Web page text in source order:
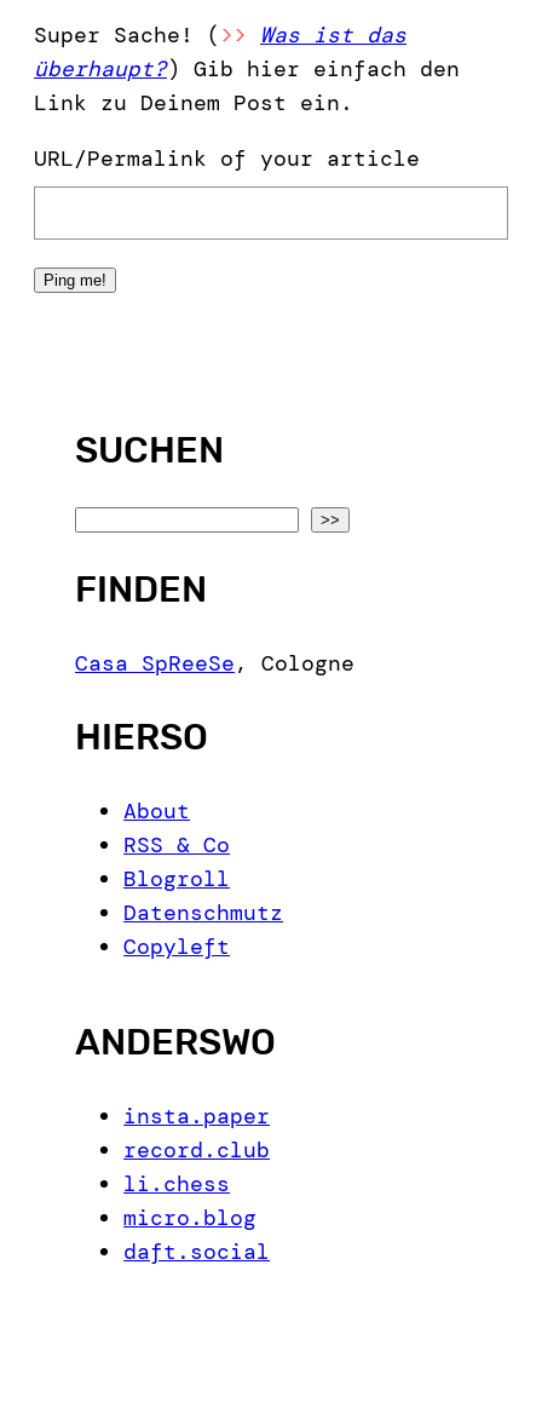
Super Sache! ( >>
Was ist das
überhaupt?) Gib hier einfach den
Link zu Deinem Post ein.
URL/Permalink of your article
SUCHEN
a
c
>>
FINDEN
Casa SpReeSe,Cologne
HIERSO
About
RSS & Co
Blogroll
Datenschmutz
Copyleft
ANDERSWO
insta.paper
record.club
li.chess
micro.blog
daft.social